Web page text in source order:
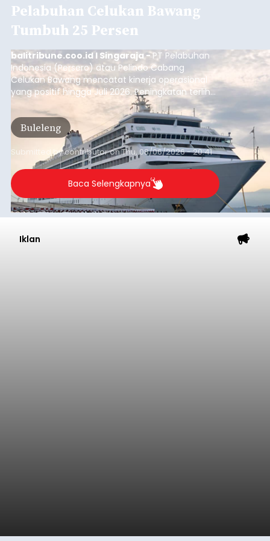
Pelabuhan Celukan Bawang
Tumbuh 25 Persen
balitribune.coo.id I Singaraja -PT Pelabuhan
Indonesia (Persero) atau Pelindo Cabang
Celukan Bawang mencatat kinerja operasional
yang positif hingga Juli 2026. Peningkatan terlihat
dari arus kapal yang mencapai 1,48 juta Gross
Tonnage (GT), atau tumbuh 12,4 persen
dibandingkan periode yang sama tahun lalu
yang tercatat sebesar 1,32 juta GT.
Buleleng
Submitted bycontributoronThu, 08/06/2026 - 20:41
Baca Selengkapnya
Iklan